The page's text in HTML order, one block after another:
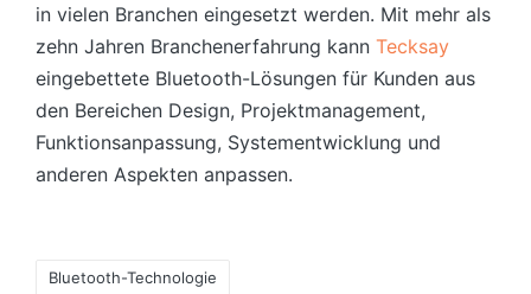
in vielen Branchen eingesetzt werden. Mit mehr als
zehn Jahren Branchenerfahrung kann Tecksay
eingebettete Bluetooth-Lösungen für Kunden aus
den Bereichen Design, Projektmanagement,
Funktionsanpassung, Systementwicklung und
anderen Aspekten anpassen.
Bluetooth-Technologie